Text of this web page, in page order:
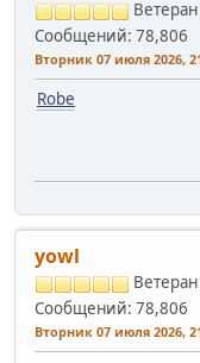
Ветеран
Сообщений: 78,806
Вторник 07 июля 2026,
Robe
yowl
Ветеран
Сообщений: 78,806
Вторник 07 июля 2026,